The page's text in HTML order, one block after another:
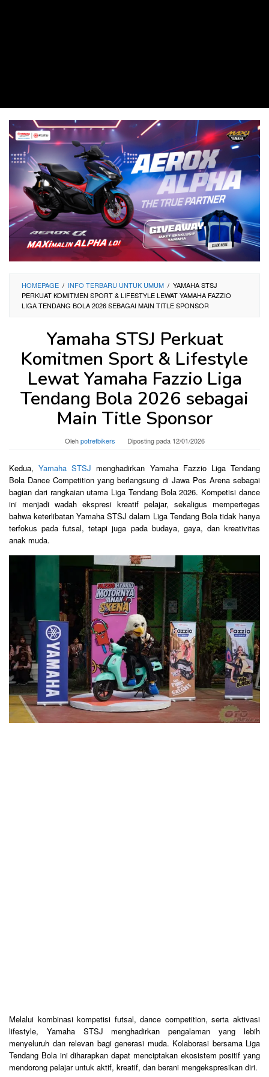
HOMEPAGE / INFO TERBARU UNTUK UMUM / YAMAHA STSJ
PERKUAT KOMITMEN SPORT & LIFESTYLE LEWAT YAMAHA FAZZIO
LIGA TENDANG BOLA 2026 SEBAGAI MAIN TITLE SPONSOR
Yamaha STSJ Perkuat
Komitmen Sport & Lifestyle
Lewat Yamaha Fazzio Liga
Tendang Bola 2026 sebagai
Main Title Sponsor
Olehpotretbikers Diposting pada 12/01/2026
Kedua,Yamaha STSJ menghadirkan Yamaha Fazzio Liga Tendang
Bola Dance Competition yang berlangsung di Jawa Pos Arena sebagai
bagian dari rangkaian utama Liga Tendang Bola 2026. Kompetisi dance
ini menjadi wadah ekspresi kreatif pelajar, sekaligus mempertegas
bahwa keterlibatan Yamaha STSJ dalam Liga Tendang Bola tidak hanya
terfokus pada futsal, tetapi juga pada budaya, gaya, dan kreativitas
anak muda.
Melalui kombinasi kompetisi futsal, dance competition, serta aktivasi
lifestyle, Yamaha STSJ menghadirkan pengalaman yang lebih
menyeluruh dan relevan bagi generasi muda. Kolaborasi bersama Liga
Tendang Bola ini diharapkan dapat menciptakan ekosistem positif yang
mendorong pelajar untuk aktif, kreatif, dan berani mengekspresikan diri.